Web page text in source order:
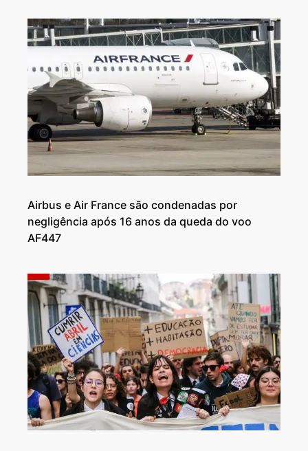
Airbus e Air France são condenadas por
negligência após 16 anos da queda do voo
AF447